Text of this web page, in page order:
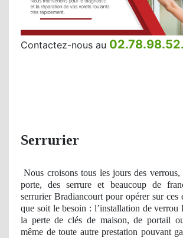
Contactez-nous au
Serrurier
Nous croisons tous les jours des verrous,
porte, des serrure et beaucoup de
serrurier Bradiancourt pour opérer sur ces
que soit le besoin : l’installation de verrou
la perte de clés de maison, de portail
même de toute autre prestation pouvant